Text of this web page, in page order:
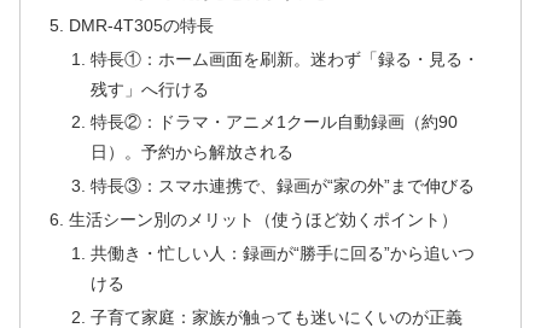
DMR-4T305の特長
特長①：ホーム画面を刷新。迷わず「録る・見る・
残す」へ行ける
特長②：ドラマ・アニメ1クール自動録画（約90
日）。予約から解放される
特長③：スマホ連携で、録画が“家の外”まで伸びる
生活シーン別のメリット（使うほど効くポイント）
共働き・忙しい人：録画が“勝手に回る”から追いつ
ける
子育て家庭：家族が触っても迷いにくいのが正義